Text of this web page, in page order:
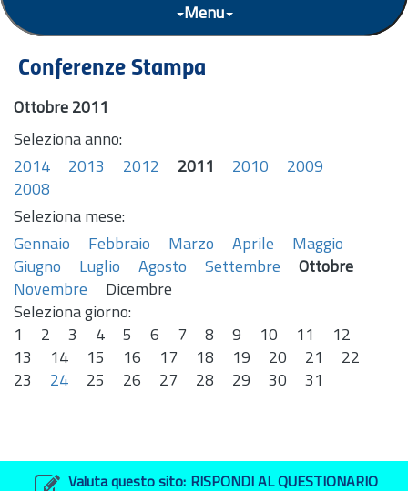
Menu
Conferenze Stampa
Ottobre 2011
Seleziona anno:
2014
2013 2012 2011 2010
2009
2008
Seleziona mese:
Gennaio
Febbraio Marzo Aprile
Maggio
Giugno
Luglio Agosto Settembre
Ottobre
Novembre
Dicembre
Seleziona giorno:
1
2 3 4 5 6 7 8 9 10 11
12
13
14 15 16 17 18 19 20 21
22
23
24 25 26 27 28 29 30 31
Valuta questo sito: RISPONDI AL QUESTIONARIO